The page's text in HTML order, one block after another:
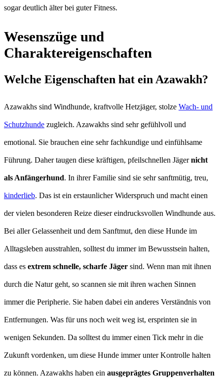
sogar deutlich älter bei guter Fitness.
Wesenszüge und
Charaktereigenschaften
Welche Eigenschaften hat ein Azawakh?
Azawakhs sind Windhunde, kraftvolle Hetzjäger, stolze Wach- und
Schutzhunde zugleich. Azawakhs sind sehr gefühlvoll und
emotional. Sie brauchen eine sehr fachkundige und einfühlsame
Führung. Daher taugen diese kräftigen, pfeilschnellen Jägernicht
als Anfängerhund. In ihrer Familie sind sie sehr sanftmütig, treu,
kinderlieb. Das ist ein erstaunlicher Widerspruch und macht einen
der vielen besonderen Reize dieser eindrucksvollen Windhunde aus.
Bei aller Gelassenheit und dem Sanftmut, den diese Hunde im
Alltagsleben ausstrahlen, solltest du immer im Bewusstsein halten,
dass es extrem schnelle, scharfe Jäger sind. Wenn man mit ihnen
durch die Natur geht, so scannen sie mit ihren wachen Sinnen
immer die Peripherie. Sie haben dabei ein anderes Verständnis von
Entfernungen. Was für uns noch weit weg ist, ersprinten sie in
wenigen Sekunden. Da solltest du immer einen Tick mehr in die
Zukunft vordenken, um diese Hunde immer unter Kontrolle halten
zu können. Azawakhs haben ein ausgeprägtes Gruppenverhalten